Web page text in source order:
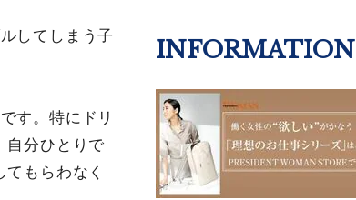
してしまう子
す。特にドリ
自分ひとりで
もらわなく
INFORMATION